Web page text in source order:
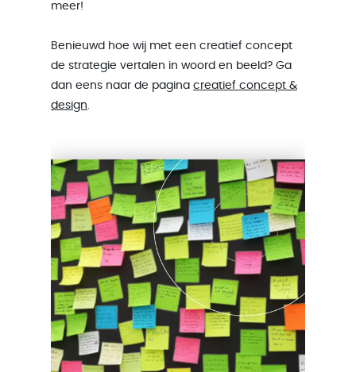
meer!
Benieuwd hoe wij met een creatief concept
de strategie vertalen in woord en beeld? Ga
dan eens naar de pagina creatief concept &
design.